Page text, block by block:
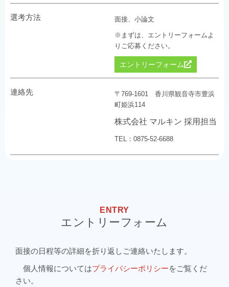
選考方法 面接、小論文
※まずは、エントリーフォームよ
りご応募ください。
エントリーフォーム
連絡先
〒769-1601 香川県観音寺市豊浜
町姫浜114
株式会社 マルキン 採用担当
TEL：0875-52-6688
ENTRY
エントリーフォーム
面接の日程等の詳細を折り返しご連絡いたします。
個人情報についてはプライバシーポリシーをご覧くだ
さい。